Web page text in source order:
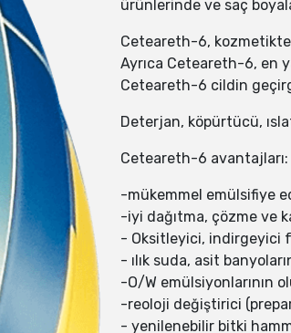
ürünlerinde ve saç
Ceteareth-6, kozmetikte
Ayrıca Ceteareth-6, en
Ceteareth-6 cildin
Deterjan, köpürtücü,
Ceteareth-6 avantajları:
-mükemmel emülsifiye
-iyi dağıtma, çözme ve
- Oksitleyici, indirgeyici
- ılık suda, asit
-O/W emülsiyonlarının
-reoloji değiştirici
- yenilenebilir bitki